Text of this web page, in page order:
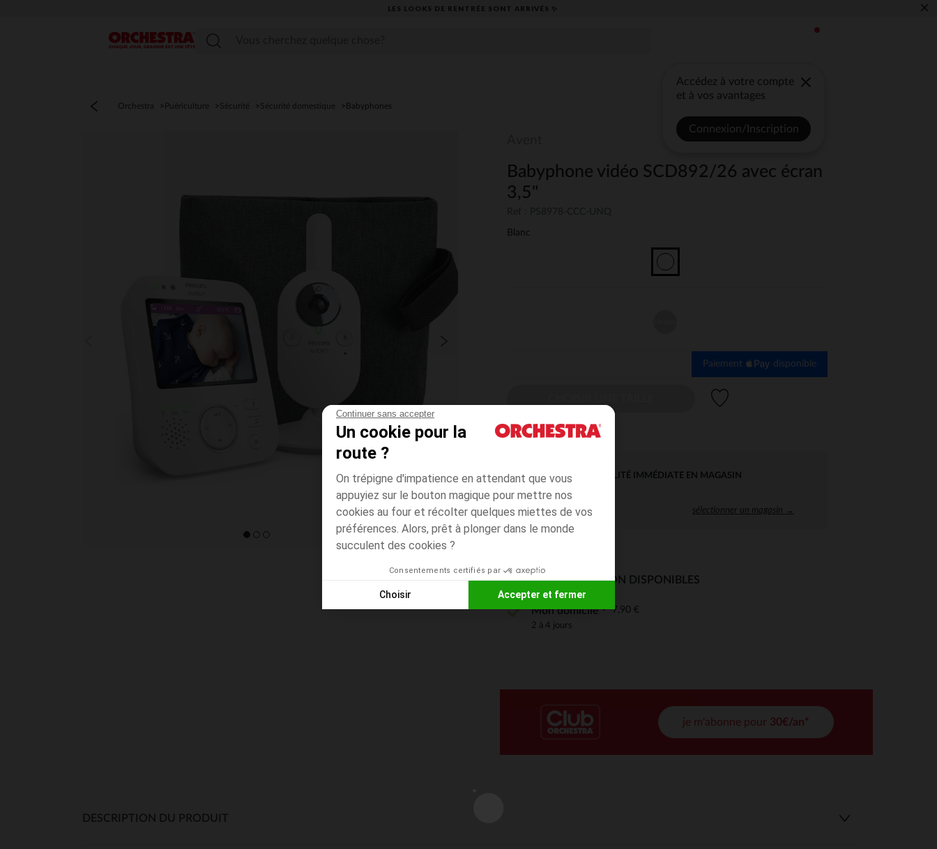
Continuer sans accepter
Un cookie pour la
route ?
On trépigne d'impatience en attendant que vous
appuyiez sur le bouton magique pour mettre nos
cookies au four et récolter quelques miettes de vos
préférences. Alors, prêt à plonger dans le monde
succulent des cookies ?
Consentements certifiés par
Choisir Accepter et fermer
Plateforme de Gestion du Consentement : Personnalisez vos Options
LES LOOKS DE RENTRÉE SONT ARRIVÉS ✨ ×
Menu
Accédez à votre compte
et à vos avantages
Connexion/Inscription
Orchestra Puériculture Sécurité Sécurité domestique Babyphones
Babyphone vidéo SCD892/26 avec écran
3,5"
Blanc
Paiement disponible
DISPONIBILITÉ IMMÉDIATE EN MAGASIN
sélectionner un magasin →
MODES DE LIVRAISON DISPONIBLES
Mon domicile 7,90 €
2 à 4 jours
je m'abonne pour 30€/an*
DESCRIPTION DU PRODUIT